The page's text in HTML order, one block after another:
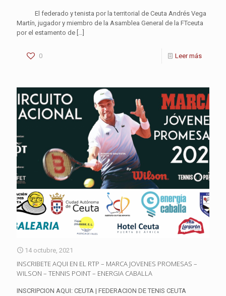
El federado y tenista por la territorial de Ceuta Andrés Vega
Martín, jugador y miembro de la Asamblea General de la FTceuta
por el estamento de
0 Leer más
14 octubre, 2021
INSCRIBETE AQUI EN EL RTP – MARCA JOVENES PROMESAS –
WILSON – TENNIS POINT – ENERGIA CABALLA
INSCRIPCION AQUI: CEUTA | FEDERACION DE TENIS CEUTA